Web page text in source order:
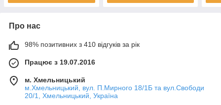
Про нас
98% позитивних з 410 відгуків за рік
Працює з 19.07.2016
м. Хмельницький
м.Хмельницький, вул. П.Мирного 18/1Б та вул.Свободи
20/1, Хмельницький, Україна